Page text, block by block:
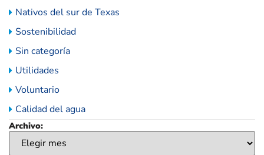
Nativos del sur de Texas
Sostenibilidad
Sin categoría
Utilidades
Voluntario
Calidad del agua
Archivo: